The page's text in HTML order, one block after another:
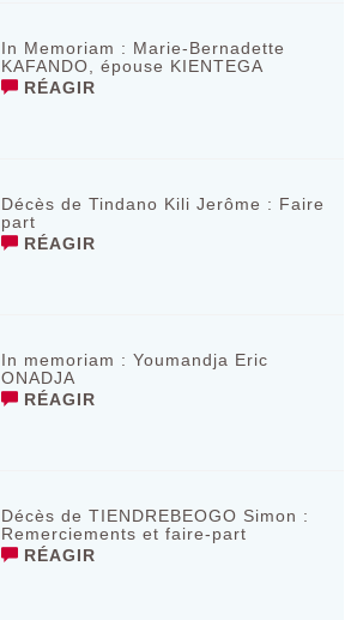
In Memoriam : Marie-Bernadette
KAFANDO, épouse KIENTEGA
RÉAGIR
Décès de Tindano Kili Jerôme : Faire
part
RÉAGIR
In memoriam : Youmandja Eric
ONADJA
RÉAGIR
Décès de TIENDREBEOGO Simon :
Remerciements et faire-part
RÉAGIR